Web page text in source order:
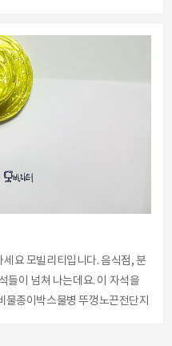
랐습니다. ▲3주가 되면 통통했
인할수 있었습니다. 그리고 3주
은 냄새가 올라오게 되요. 물도
. 하지만 자라는 속도는 정말 빨
보여 드릴게요. ▲3주-2일차
요 모빌리티입니다. 음식점, 분
들이 넘쳐 나는데요. 이 자석을
물종이박스물병 뚜껑노끈전단지